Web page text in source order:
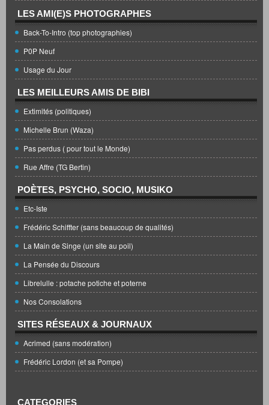
LES AMI(E)S PHOTOGRAPHES
Back-To-Intro (top photographies)
P0P Neuf
Usage du Jour
LES MEILLEURS AMIS DE BIBI
Extimités (politiques)
Michelle Brun (Waza)
Pas perdus ( pour tout le Monde)
Rue Affre (TG Bertin)
POÈTES, PSYCHO, SOCIO, MUSIKO
Etc-Iste
Frédéric Schiffter (sans beaucoup de qualités)
La Main de Singe (un site au poil)
La Pensée du Discours
Librelulle : potache potiche et poterne
Nos Consolations
SITES RÉSEAUX & JOURNAUX
Acrimed (sans modération)
Frédéric Lordon (et sa Pompe)
CATEGORIES